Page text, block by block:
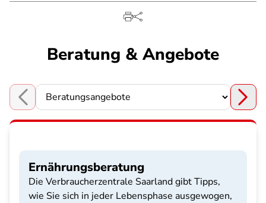
Beratung & Angebote
Choose a section
Ernährungsberatung
Die Verbraucherzentrale Saarland gibt Tipps,
wie Sie sich in jeder Lebensphase ausgewogen,